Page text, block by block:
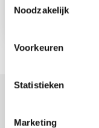
Noodzakelijk
Voorkeuren
Statistieken
Marketing
122 m²